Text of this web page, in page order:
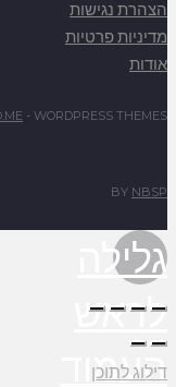
הצהרת נגישות
מדיניות פרטיות
אודות
- WORDPRESS THEMES
BY NBSP
גלילה
לראש
העמוד
דילוג לתוכן